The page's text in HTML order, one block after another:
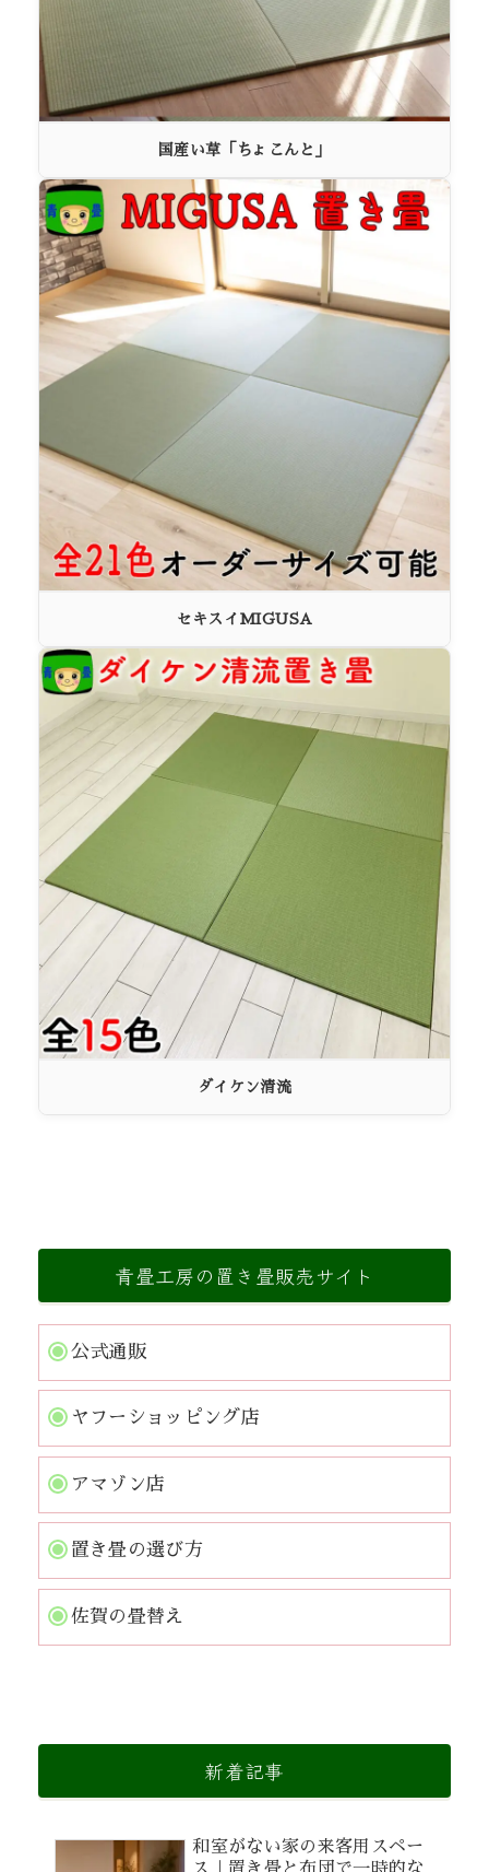
国産い草「ちょこんと」
セキスイMIGUSA
ダイケン清流
青畳工房の置き畳販売サイト
公式通販
ヤフーショッピング店
アマゾン店
置き畳の選び方
佐賀の畳替え
新着記事
和室がない家の来客用スペー